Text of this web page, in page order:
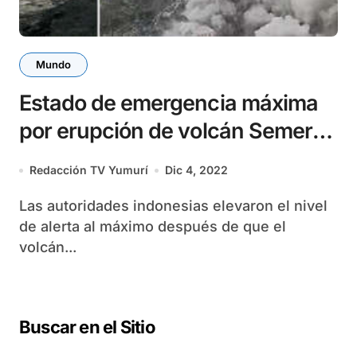
Mundo
Estado de emergencia máxima
por erupción de volcán Semeru
en Indonesia
Redacción TV Yumurí Dic 4, 2022
Las autoridades indonesias elevaron el nivel
de alerta al máximo después de que el
volcán...
Buscar en el Sitio